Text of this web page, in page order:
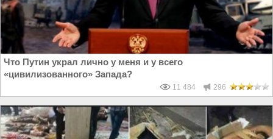
Что Путин украл лично у меня и у всего
«цивилизованного» Запада?
11 484 296